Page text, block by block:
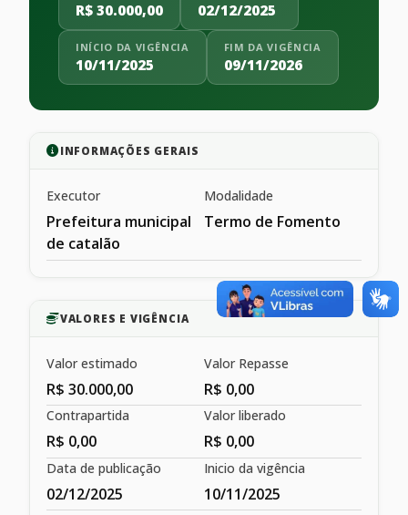
R$ 30.000,00 02/12/2025
INÍCIO DA VIGÊNCIA
10/11/2025
FIM DA VIGÊNCIA
09/11/2026
INFORMAÇÕES GERAIS
Executor
Prefeitura municipal
de catalão
Modalidade
Termo de Fomento
VALORES E VIGÊNCIA
Valor estimado
R$ 30.000,00
Valor Repasse
R$ 0,00
Contrapartida
R$ 0,00
Valor liberado
R$ 0,00
Data de publicação
02/12/2025
Inicio da vigência
10/11/2025